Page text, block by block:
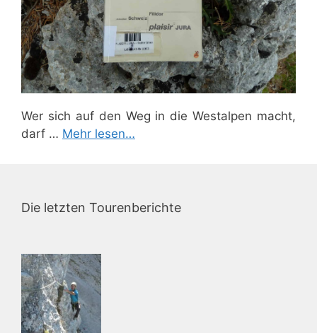
Wer sich auf den Weg in die Westalpen macht,
darf … Mehr lesen…
Die letzten Tourenberichte